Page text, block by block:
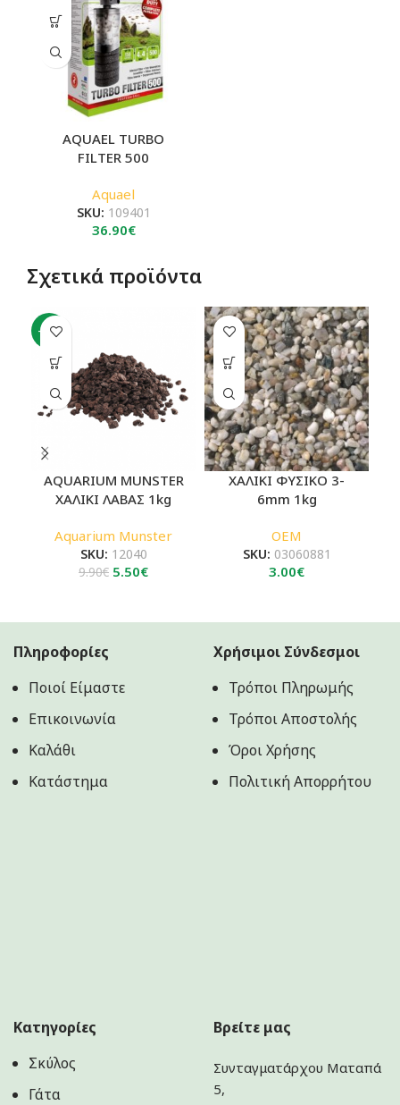
AQUAEL TURBO
FILTER 500
Aquael
SKU: 109401
36.90€
Σχετικά προϊόντα
-44%
AQUARIUM MUNSTER
ΧΑΛΙΚΙ ΛΑΒΑΣ 1kg
Aquarium Munster
SKU: 12040
9.90€ Original
9.90€.
5.50€Η
είναι:
ΧΑΛΙΚΙ ΦΥΣΙΚΟ 3-
6mm 1kg
OEM
SKU: 03060881
3.00€
Πληροφορίες
Ποιοί Είμαστε
Επικοινωνία
Καλάθι
Κατάστημα
Χρήσιμοι Σύνδεσμοι
Τρόποι Πληρωμής
Τρόποι Αποστολής
Όροι Χρήσης
Πολιτική Aπορρήτου
Κατηγορίες
Σκύλος
Γάτα
Βρείτε μας
Συνταγματάρχου Ματαπά
5,